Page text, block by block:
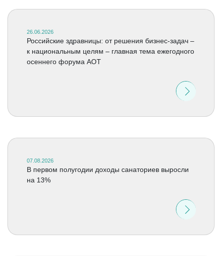
26.06.2026
Российские здравницы: от решения бизнес-задач –
к национальным целям – главная тема ежегодного
осеннего форума АОТ
07.08.2026
В первом полугодии доходы санаториев выросли
на 13%